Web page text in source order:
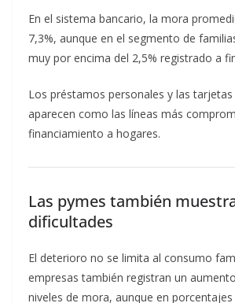
En el sistema bancario, la mora
7,3%, aunque en el segmento de
muy por encima del 2,5% registrado a
Los préstamos personales y las
aparecen como las líneas más
financiamiento a hogares.
Las pymes también
dificultades
El deterioro no se limita al consumo
empresas también registran un
niveles de mora, aunque en